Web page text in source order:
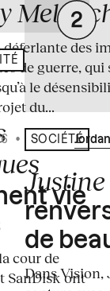
vie
cour de
SanDisk ont
des
de guerre, qui
le
du...
• Écrit par
SOCIÉTÉ
de
Dans